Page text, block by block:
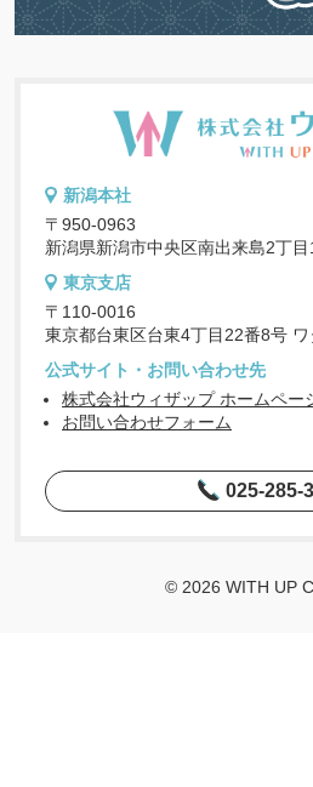
新潟本社
〒950-0963
新潟県新潟市中央区南出来島2丁
東京支店
〒110-0016
東京都台東区台東4丁目22番8号
公式サイト・お問い合わせ先
株式会社ウィザップ ホームペー
お問い合わせフォーム
025-285-
© 2026 WITH UP